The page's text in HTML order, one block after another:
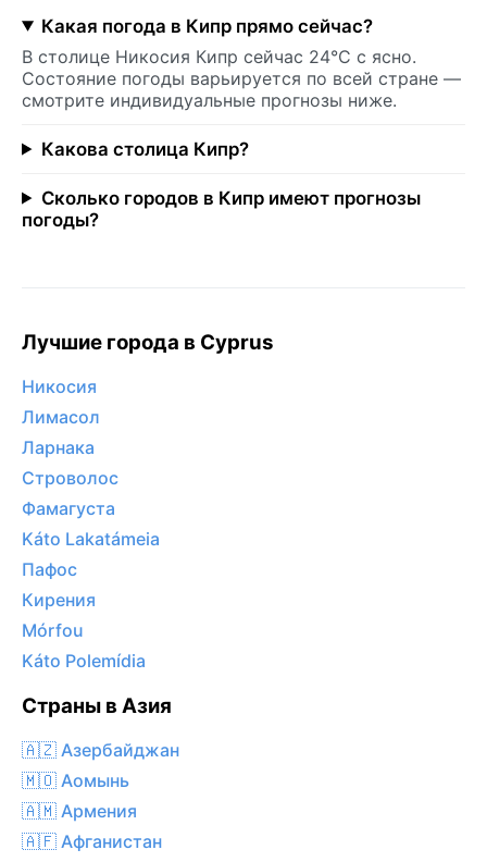
Какая погода в Кипр прямо сейчас?
В столице Никосия Кипр сейчас 24°C с ясно.
Состояние погоды варьируется по всей стране —
смотрите индивидуальные прогнозы ниже.
Какова столица Кипр?
Сколько городов в Кипр имеют прогнозы
погоды?
Лучшие города в Cyprus
Никосия
Лимасол
Ларнака
Строволос
Фамагуста
Káto Lakatámeia
Пафос
Кирения
Mórfou
Káto Polemídia
Страны в Азия
🇦🇿 Азербайджан
🇲🇴 Аомынь
🇦🇲 Армения
🇦🇫 Афганистан